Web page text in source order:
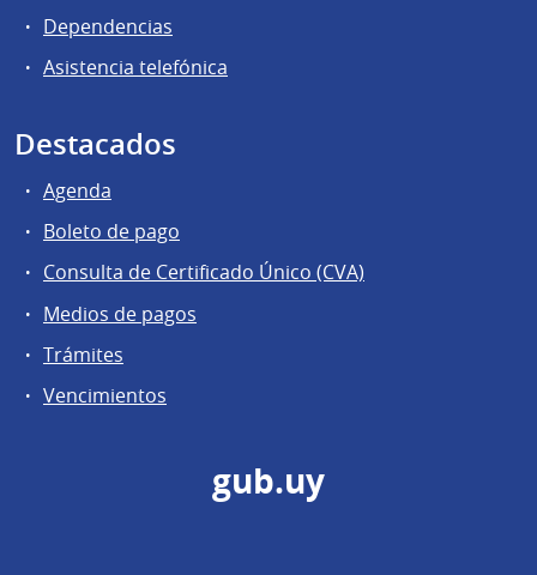
Dependencias
Asistencia telefónica
Destacados
Agenda
Boleto de pago
Consulta de Certificado Único (CVA)
Medios de pagos
Trámites
Vencimientos
gub.uy